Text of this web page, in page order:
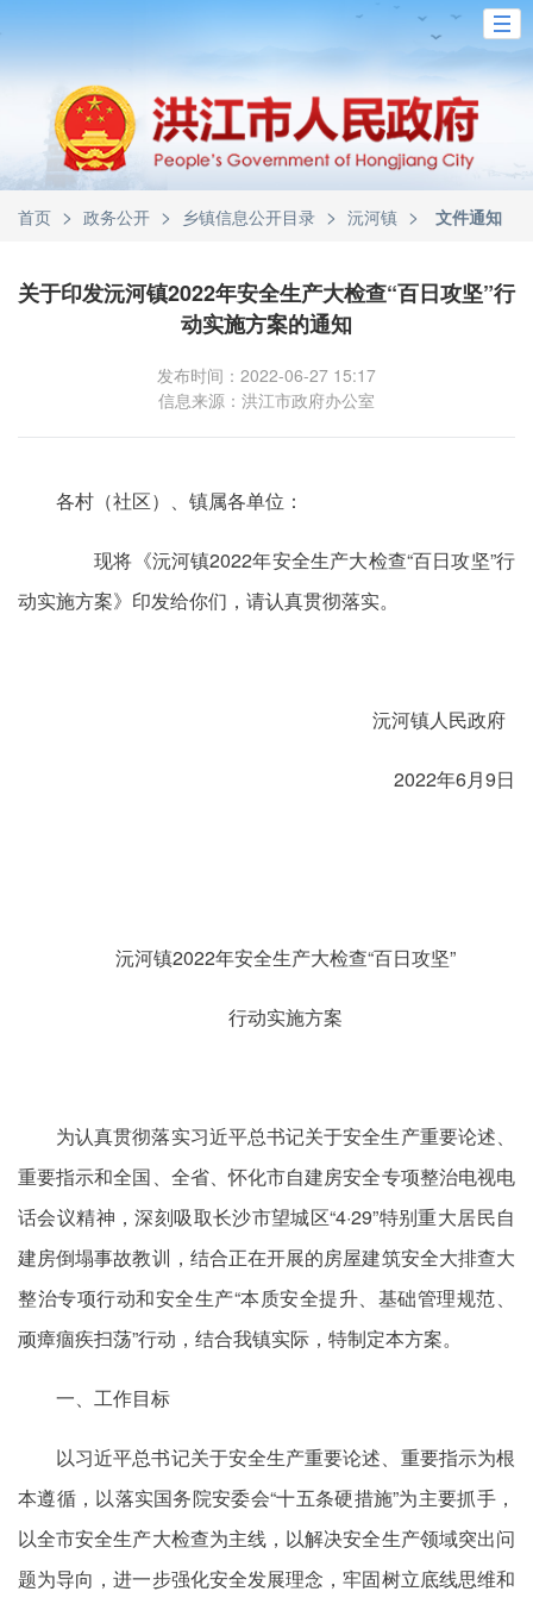
首页 > 政务公开 > 乡镇信息公开目录 > 沅河镇 > 文件通知
关于印发沅河镇2022年安全生产大检查“百日攻坚”行
动实施方案的通知
发布时间：2022-06-27 15:17
信息来源：洪江市政府办公室
各村（社区）、镇属各单位：
现将《沅河镇2022年安全生产大检查“百日攻坚”行
动实施方案》印发给你们，请认真贯彻落实。
沅河镇人民政府
2022年6月9日
沅河镇2022年安全生产大检查“百日攻坚”
行动实施方案
为认真贯彻落实习近平总书记关于安全生产重要论述、
重要指示和全国、全省、怀化市自建房安全专项整治电视电
话会议精神，深刻吸取长沙市望城区“4·29”特别重大居民自
建房倒塌事故教训，结合正在开展的房屋建筑安全大排查大
整治专项行动和安全生产“本质安全提升、基础管理规范、
顽瘴痼疾扫荡”行动，结合我镇实际，特制定本方案。
一、工作目标
以习近平总书记关于安全生产重要论述、重要指示为根
本遵循，以落实国务院安委会“十五条硬措施”为主要抓手，
以全市安全生产大检查为主线，以解决安全生产领域突出问
题为导向，进一步强化安全发展理念，牢固树立底线思维和